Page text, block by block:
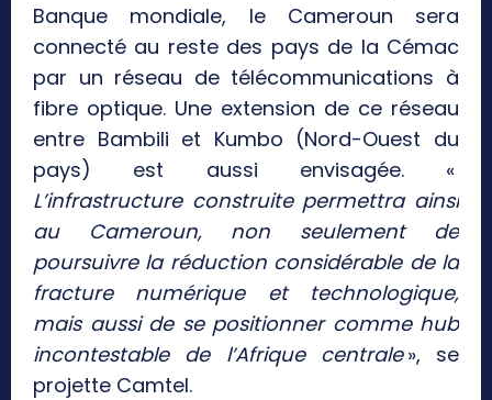
Banque mondiale, le Cameroun sera
connecté au reste des pays de la Cémac
par un réseau de télécommunications à
fibre optique. Une extension de ce réseau
entre Bambili et Kumbo (Nord-Ouest du
pays) est aussi envisagée. «
L’infrastructure construite permettra ainsi
au Cameroun, non seulement de
poursuivre la réduction considérable de la
fracture numérique et technologique,
mais aussi de se positionner comme hub
incontestable de l’Afrique centrale», se
projette Camtel.